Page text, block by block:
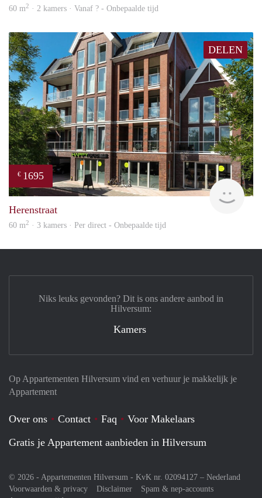
60 m2 · 2 kamers · Vanaf ? - Onbepaalde tijd
DELEN
€ 1695
Herenstraat
60 m2 · 3 kamers · Per direct - Onbepaalde tijd
Op Appartementen Hilversum vind en verhuur je makkelijk je
Appartement
Over ons Contact Faq
Voor Makelaars
Gratis je Appartement aanbieden in Hilversum
© 2026 - Appartementen Hilversum - KvK nr. 02094127 – Nederland
Voorwaarden & privacy
Disclaimer
Spam & nep-accounts
Niks leuks gevonden? Dit is ons andere aanbod in
Hilversum:
Kamers